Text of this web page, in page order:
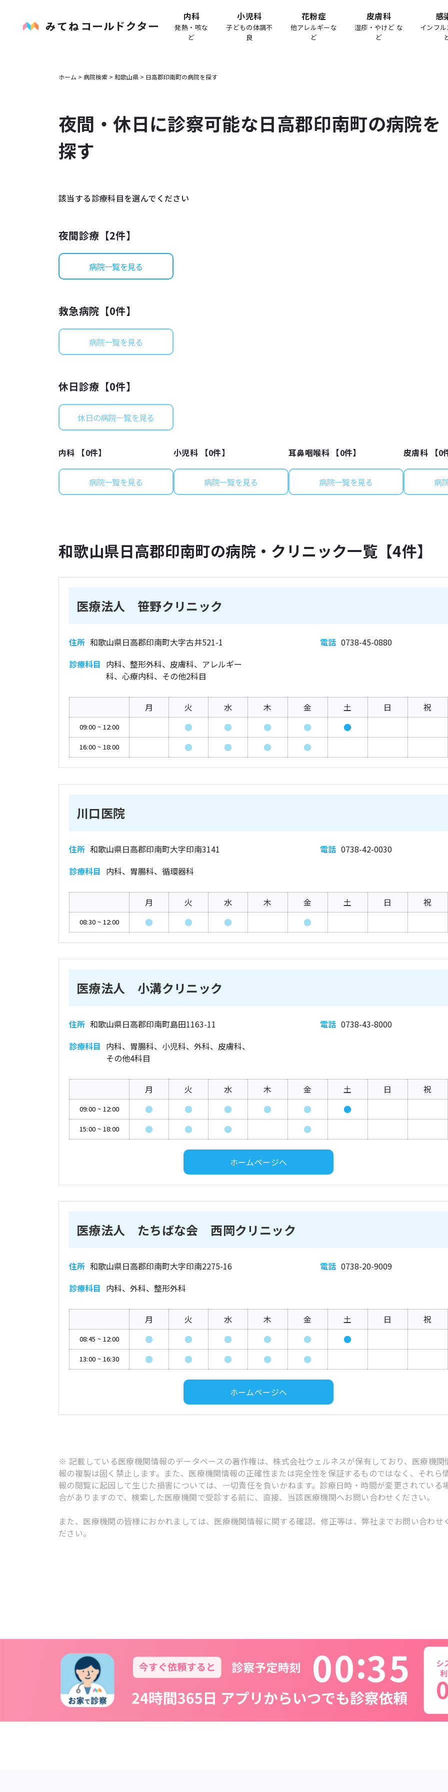
内科
発熱・咳な
ど
小児科
子どもの体調不
良
花粉症
他アレルギーな
ど
皮膚科
湿疹・やけど な
ど
感
インフ
ホーム > 病院検索 > 和歌山県 > 日高郡印南町の病院を探す
夜間・休日に診察可能な日高郡印南町の病院を
探す
該当する診療科目を選んでください
夜間診療【2件】
病院一覧を見る
救急病院【0件】
病院一覧を見る
休日診療【0件】
休日の病院一覧を見る
内科 【0件】
病院一覧を見る
小児科 【0件】
病院一覧を見る
耳鼻咽喉科 【0件】
病院一覧を見る
皮膚科 【0
病
和歌山県日高郡印南町の病院・クリニック一覧【4件】
医療法人 笹野クリニック
住所 和歌山県日高郡印南町大字古井521-1 電話 0738-45-0880
診療科目 内科、整形外科、皮膚科、アレルギー
科、心療内科、その他2科目
月 火 水 木 金 土 日 祝
09:00 ~ 12:00 ● ● ● ● ●
16:00 ~ 18:00 ● ● ● ●
川口医院
住所 和歌山県日高郡印南町大字印南3141 電話 0738-42-0030
診療科目 内科、胃腸科、循環器科
月 火 水 木 金 土 日 祝
08:30 ~ 12:00 ● ● ● ●
医療法人 小溝クリニック
住所 和歌山県日高郡印南町島田1163-11 電話 0738-43-8000
診療科目 内科、胃腸科、小児科、外科、皮膚科、
その他4科目
月 火 水 木 金 土 日 祝
09:00 ~ 12:00 ● ● ● ● ● ●
15:00 ~ 18:00 ● ● ● ●
ホームページへ
医療法人 たちばな会 西岡クリニック
住所 和歌山県日高郡印南町大字印南2275-16 電話 0738-20-9009
診療科目 内科、外科、整形外科
月 火 水 木 金 土 日 祝
08:45 ~ 12:00 ● ● ● ● ● ●
13:00 ~ 16:30 ● ● ● ● ●
ホームページへ
※ 記載している医療機関情報のデータベースの著作権は、株式会社ウェルネスが保有しており、医療機関
報の複製は固く禁止します。また、医療機関情報の正確性または完全性を保証するものではなく、それら
報の閲覧に起因して生じた損害については、一切責任を負いかねます。診療日時・時間が変更されている
合がありますので、検索した医療機関で受診する前に、直接、当該医療機関へお問い合わせください。
また、医療機関の皆様におかれましては、医療機関情報に関する確認、修正等は、弊社までお問い合わせ
ださい。
00 35